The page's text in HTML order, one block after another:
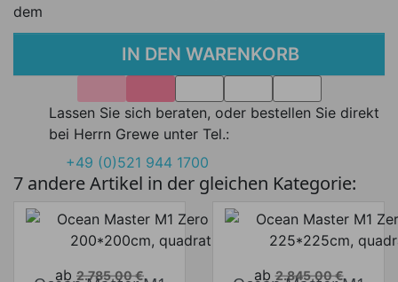
dem
IN DEN WARENKORB
Lassen Sie sich beraten, oder bestellen Sie direkt
bei Herrn Grewe unter Tel.:
+49 (0)521 944 1700
7 andere Artikel in der gleichen Kategorie:
Verkaufspreis
ab 2.785,00 € Verkaufspreis
ab 2.845,00 €